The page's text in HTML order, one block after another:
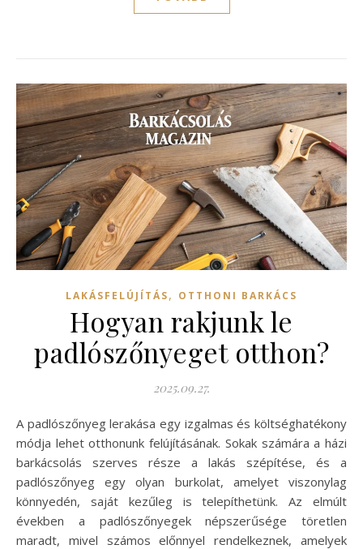
LAKÁSFELÚJÍTÁS, OTTHONI BARKÁCS
Hogyan rakjunk le
padlószőnyeget otthon?
2025.09.27.
A padlószőnyeg lerakása egy izgalmas és költséghatékony
módja lehet otthonunk felújításának. Sokak számára a házi
barkácsolás szerves része a lakás szépítése, és a
padlószőnyeg egy olyan burkolat, amelyet viszonylag
könnyedén, saját kezűleg is telepíthetünk. Az elmúlt
években a padlószőnyegek népszerűsége töretlen
maradt, mivel számos előnnyel rendelkeznek, amelyek